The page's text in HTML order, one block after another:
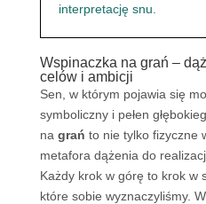
interpretację snu.
Wspinaczka na grań –
celów i ambicji
Sen, w którym pojawia się
symboliczny i pełen
na grań to nie tylko fizyczne
metafora dążenia do
Każdy krok w górę to krok w
które sobie wyznaczyliśmy.